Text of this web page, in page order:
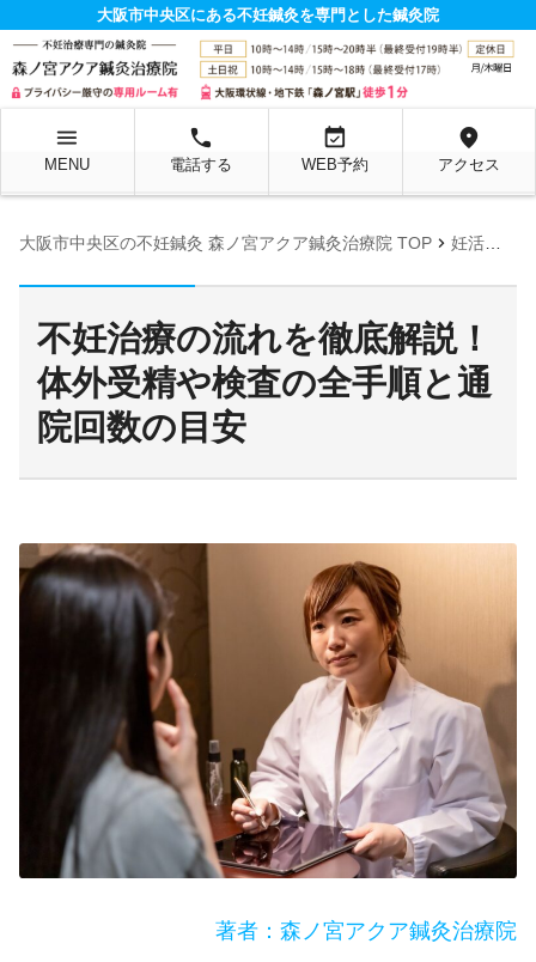
大阪市中央区にある不妊鍼灸を専門とした鍼灸院
menu
MENU
local_phone
電話する
event_available
WEB予約
location_on
アクセス
大阪市中央区の不妊鍼灸 森ノ宮アクア鍼灸治療院 TOP chevron_right 妊活お役立ち情報ページ
不妊治療の流れを徹底解説！
体外受精や検査の全手順と通
院回数の目安
著者：森ノ宮アクア鍼灸治療院